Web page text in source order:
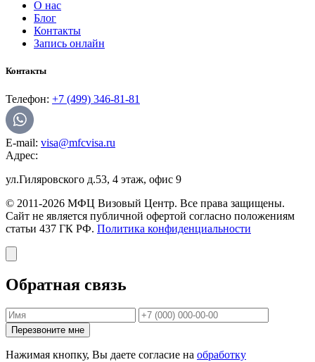
О нас
Блог
Контакты
Запись онлайн
Контакты
Телефон: +7 (499) 346-81-81
E-mail: visa@mfcvisa.ru
Адрес:
ул.Гиляровского д.53, 4 этаж, офис 9
© 2011-2026 МФЦ Визовый Центр. Все права защищены.
Сайт не является публичной офертой согласно положениям
статьи 437 ГК РФ. Политика конфиденциальности
Обратная связь
Перезвоните мне
Нажимая кнопку, Вы даете согласие на обработку